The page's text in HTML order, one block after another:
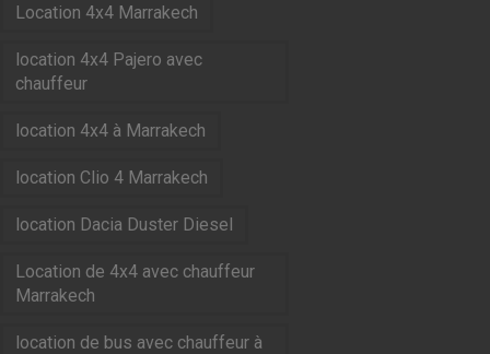
Location 4x4 Marrakech
location 4x4 Pajero avec
chauffeur
location 4x4 à Marrakech
location Clio 4 Marrakech
location Dacia Duster Diesel
Location de 4x4 avec chauffeur
Marrakech
location de bus avec chauffeur à